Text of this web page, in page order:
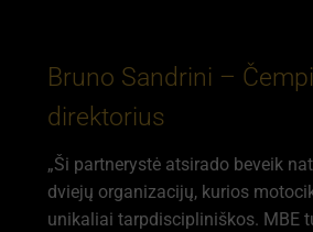
Bruno Sandrini –
direktorius
„Ši partnerystė atsirado beveik
dviejų organizacijų, kurios
unikaliai tarpdiscipliniškos. MBE